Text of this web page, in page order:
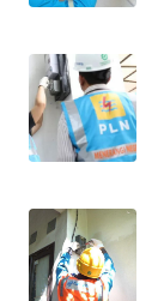
WN
PAPUA
WN
PAPUA
WN
RIAU